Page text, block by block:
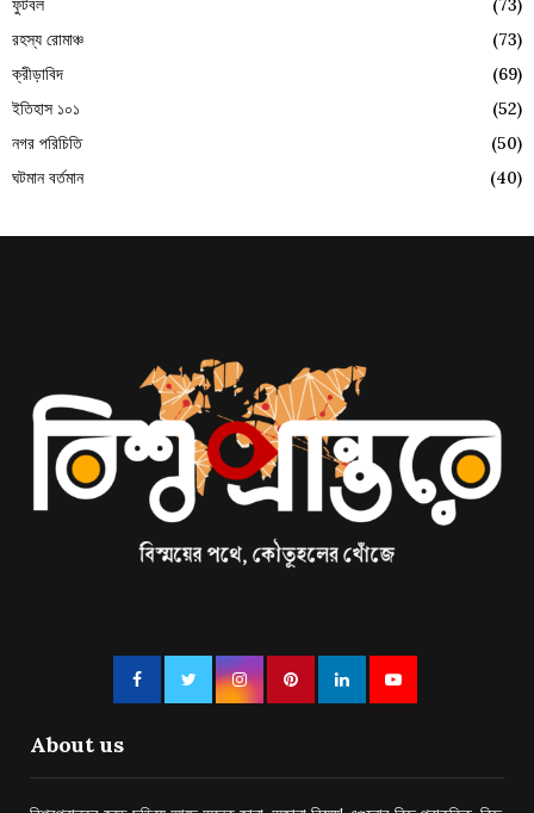
ফুটবল
(73)
রহস্য রোমাঞ্চ
(73)
ক্রীড়াবিদ
(69)
ইতিহাস ১০১
(52)
নগর পরিচিতি
(50)
ঘটমান বর্তমান
(40)
About us